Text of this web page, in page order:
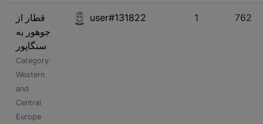
قطار از
جوهور به
سنگاپور
Category:
Western
and
Central
Europe
user#131822 1 762